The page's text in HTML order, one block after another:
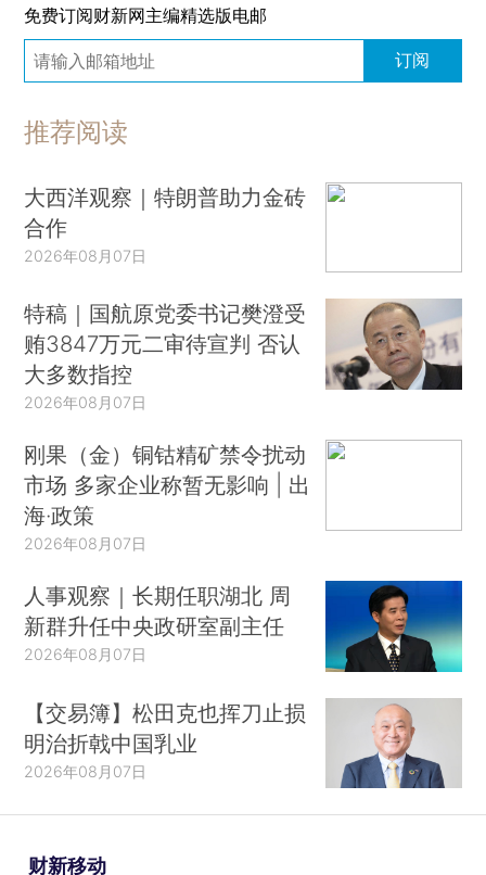
免费订阅财新网主编精选版电邮
订阅
推荐阅读
大西洋观察｜特朗普助力金砖
合作
2026年08月07日
特稿｜国航原党委书记樊澄受
贿3847万元二审待宣判 否认
大多数指控
2026年08月07日
刚果（金）铜钴精矿禁令扰动
市场 多家企业称暂无影响 | 出
海·政策
2026年08月07日
人事观察｜长期任职湖北 周
新群升任中央政研室副主任
2026年08月07日
【交易簿】松田克也挥刀止损
明治折戟中国乳业
2026年08月07日
财新移动